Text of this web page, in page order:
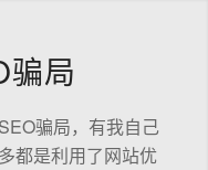
骗局
骗局，有我自己
都是利用了网站优